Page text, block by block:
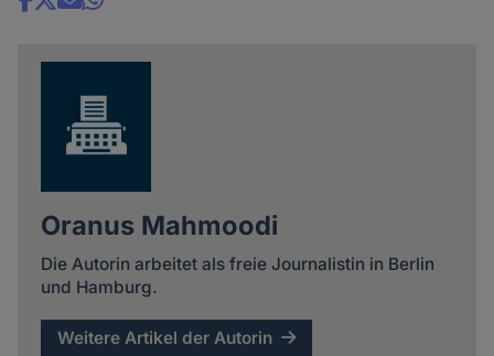
Share
Oranus Mahmoodi
Die Autorin arbeitet als freie Journalistin in Berlin
und Hamburg.
Weitere Artikel der Autorin